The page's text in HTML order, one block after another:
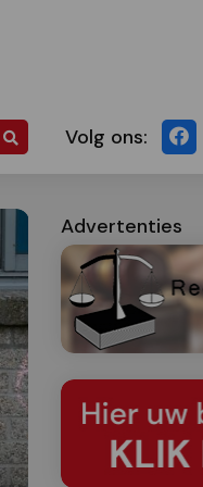
Volg ons:
Advertenties